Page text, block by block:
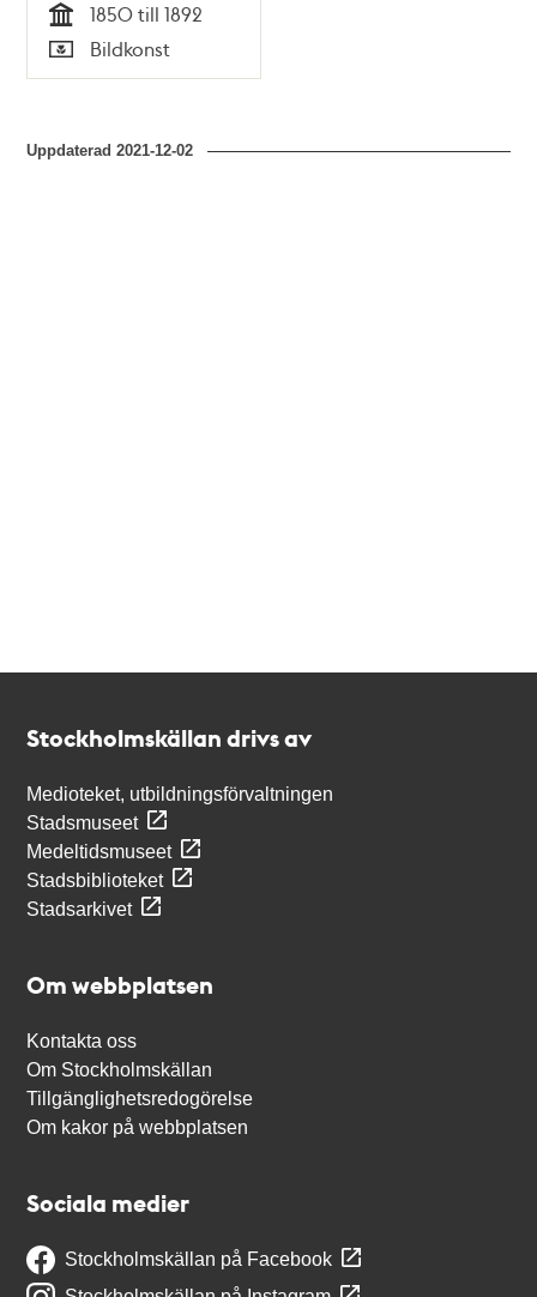
Tid
1850 till 1892
Typ
Bildkonst
Uppdaterad2021-12-02
Stockholmskällan drivs av
Medioteket, utbildningsförvaltningen
Stadsmuseet
Medeltidsmuseet
Stadsbiblioteket
Stadsarkivet
Om webbplatsen
Kontakta oss
Om Stockholmskällan
Tillgänglighetsredogörelse
Om kakor på webbplatsen
Sociala medier
Stockholmskällan på Facebook